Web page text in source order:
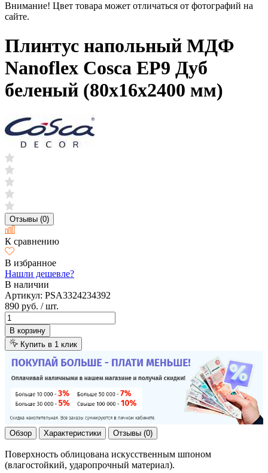
Внимание! Цвет товара может отличаться от фотографий на
сайте.
Плинтус напольный МДФ
Nanoflex Cosca EP9 Дуб
беленый (80х16х2400 мм)
Отзывы (0)
К сравнению
В избранное
Нашли дешевле?
В наличии
Артикул: PSA3324234392
890 руб. / шт.
В корзину
Купить в 1 клик
Обзор Характеристики Отзывы (0)
Поверхность облицована искусственным шпоном
(влагостойкий, ударопрочный материал).